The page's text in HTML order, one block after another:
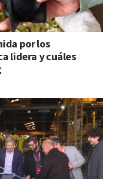
por los
lidera y cuáles